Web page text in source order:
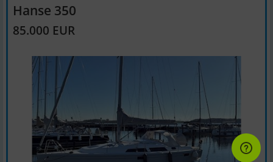
Hanse 350
85.000 EUR